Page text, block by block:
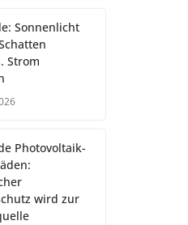
Sonnenlicht
Strom
Photovoltaik-
wird zur